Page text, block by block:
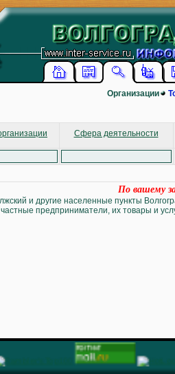
Организации
Сфера деятельности
По вашему
и другие населенные пункты
предприниматели, их товары и